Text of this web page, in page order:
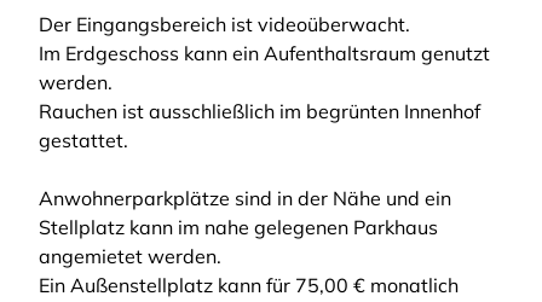
Der Eingangsbereich ist videoüberwacht.
Im Erdgeschoss kann ein Aufenthaltsraum genutzt
werden.
Rauchen ist ausschließlich im begrünten Innenhof
gestattet.
Anwohnerparkplätze sind in der Nähe und ein
Stellplatz kann im nahe gelegenen Parkhaus
angemietet werden.
Ein Außenstellplatz kann für 75,00 € monatlich